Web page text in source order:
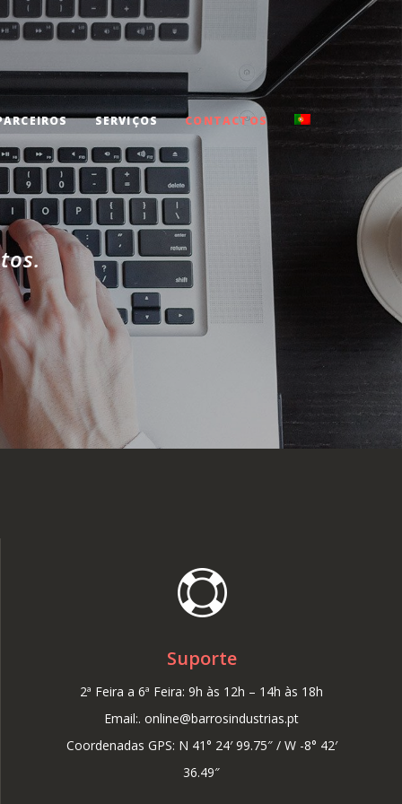
SERVIÇOS CONTACTOS
Suporte
2ª Feira a 6ª Feira: 9h às 12h – 14h às 18h
Email:. online@barrosindustrias.pt
Coordenadas GPS: N 41° 24′ 99.75″ / W -8° 42′
36.49″